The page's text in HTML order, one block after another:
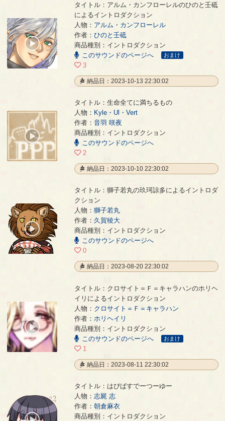
アルム・カンフローレルのひのと壬砥によるイントロダクション
00:00
01:06
タイトル：アルム・カンフローレルのひのと壬砥
によるイントロダクション
人物： アルム・カンフローレル
作者： ひのと壬砥
商品種別：イントロダクション
このサウンドのページへ
おまけ
3
納品日：2023-10-13 22:30:02
生命全てに満ちるもの - 音羽 咲夜
タイトル：生命全てに満ちるもの
人物： Kyle・Ul・Vert
作者： 音羽 咲夜
商品種別：イントロダクション
このサウンドのページへ
2
納品日：2023-10-10 22:30:02
獅子若丸の玖珂諒多によるイントロダクション
00:00
00:39
タイトル：獅子若丸の玖珂諒多によるイントロダ
クション
人物： 獅子若丸
作者： 久賀稜大
商品種別：イントロダクション
このサウンドのページへ
0
納品日：2023-08-20 22:30:02
クロサイト＝Ｆ＝キャラハンのホリヘイリによるイントロダクション
00:00
00:30
タイトル：クロサイト＝Ｆ＝キャラハンのホリヘ
イリによるイントロダクション
人物： クロサイト＝Ｆ＝キャラハン
作者： ホリヘイリ
商品種別：イントロダクション
このサウンドのページへ
おまけ
1
納品日：2023-08-11 22:30:02
はぴばすでーつーゆー - 朝倉麻衣
タイトル：はぴばすでーつーゆー
人物： 志屍 志
作者： 朝倉麻衣
商品種別：イントロダクション